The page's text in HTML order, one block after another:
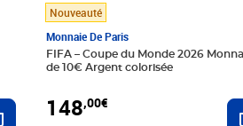
Ajouter au panier
Nouveauté
Monnaie De Paris
FIFA – Coupe du Monde 2026
de 10€ Argent colorisée
148,00€